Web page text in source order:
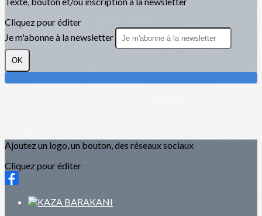
Cliquez pour éditer
Je m'abonne à la newsletter
OK
Ajoutez un logo, un bouton, des réseaux sociaux
Cliquez pour éditer